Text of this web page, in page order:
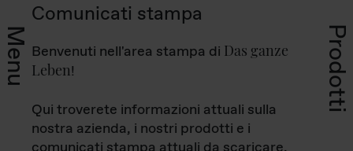
Menu Prodotti
Comunicati stampa
Benvenuti nell'area stampa di Das ganze
Leben!
Qui troverete informazioni attuali sulla
nostra azienda, i nostri prodotti e i
comunicati stampa attuali da scaricare.